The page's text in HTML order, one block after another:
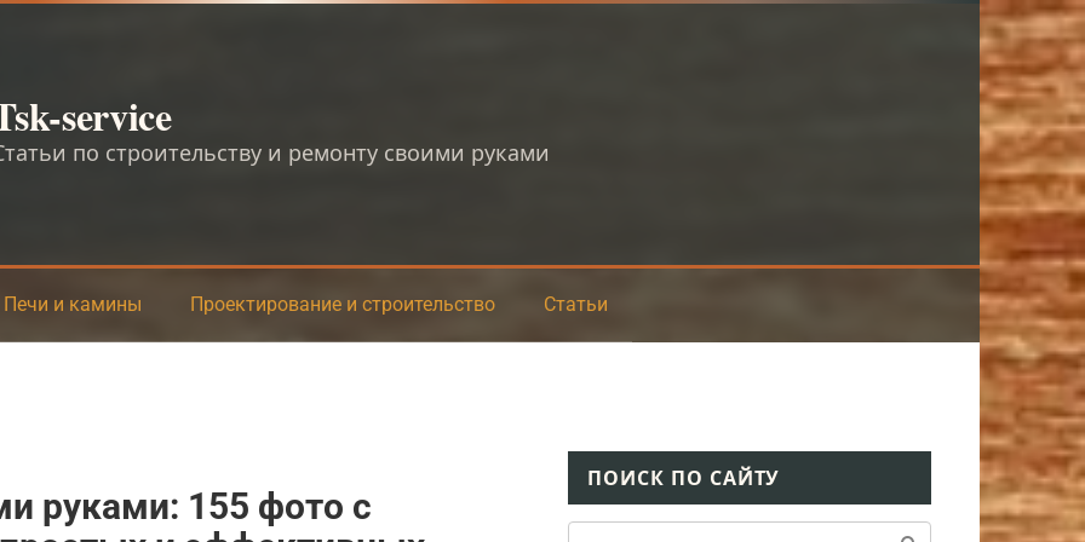
service
по строительству и ремонту своими руками
Печи и камины Проектирование и строительство Статьи
руками: 155 фото с
ПОИСК ПО САЙТУ